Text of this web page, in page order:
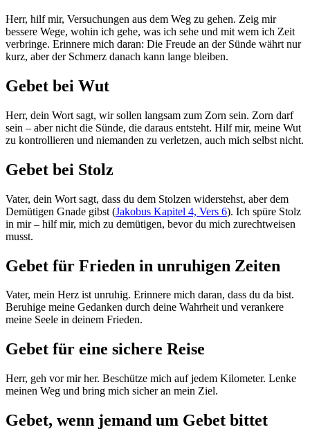
Herr, hilf mir, Versuchungen aus dem Weg zu gehen. Zeig mir
bessere Wege, wohin ich gehe, was ich sehe und mit wem ich Zeit
verbringe. Erinnere mich daran: Die Freude an der Sünde währt nur
kurz, aber der Schmerz danach kann lange bleiben.
Gebet bei Wut
Herr, dein Wort sagt, wir sollen langsam zum Zorn sein. Zorn darf
sein – aber nicht die Sünde, die daraus entsteht. Hilf mir, meine Wut
zu kontrollieren und niemanden zu verletzen, auch mich selbst nicht.
Gebet bei Stolz
Vater, dein Wort sagt, dass du dem Stolzen widerstehst, aber dem
Demütigen Gnade gibst (Jakobus Kapitel 4, Vers 6). Ich spüre Stolz
in mir – hilf mir, mich zu demütigen, bevor du mich zurechtweisen
musst.
Gebet für Frieden in unruhigen Zeiten
Vater, mein Herz ist unruhig. Erinnere mich daran, dass du da bist.
Beruhige meine Gedanken durch deine Wahrheit und verankere
meine Seele in deinem Frieden.
Gebet für eine sichere Reise
Herr, geh vor mir her. Beschütze mich auf jedem Kilometer. Lenke
meinen Weg und bring mich sicher an mein Ziel.
Gebet, wenn jemand um Gebet bittet